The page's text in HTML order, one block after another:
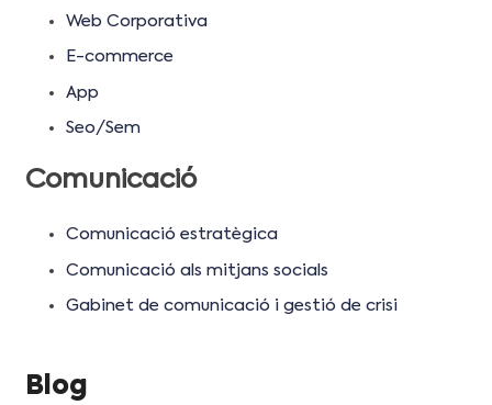
Web Corporativa
E-commerce
App
Seo/Sem
Comunicació
Comunicació estratègica
Comunicació als mitjans socials
Gabinet de comunicació i gestió de crisi
Blog